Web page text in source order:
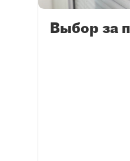
Выбор за